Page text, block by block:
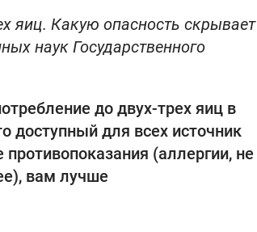
яиц. Какую опасность скрывает
наук Государственного
до двух-трех яиц в
доступный для всех источник
(аллергии, не
вам лучше